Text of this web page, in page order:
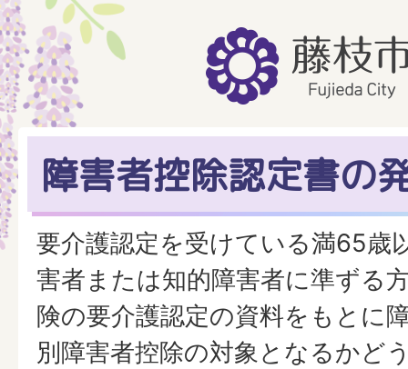
障害者控除認定書の
要介護認定を受けている満65歳
害者または知的障害者に準ずる
険の要介護認定の資料をもとに
別障害者控除の対象となるかど